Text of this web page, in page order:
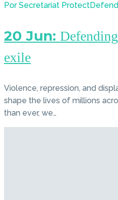
Por Secretariat
20 Jun:
exile
Violence, repression, and
shape the lives of millions
than ever, we…